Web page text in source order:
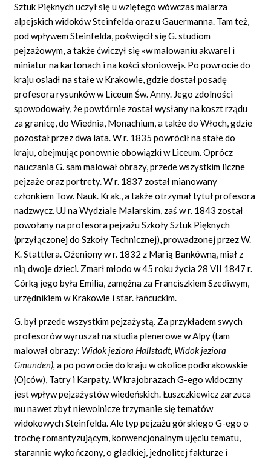
Sztuk Pięknych uczył się u wziętego wówczas malarza
alpejskich widoków Steinfelda oraz u Gauermanna. Tam też,
pod wpływem Steinfelda, poświęcił się G. studiom
pejzażowym, a także ćwiczył się «w malowaniu akwarel i
miniatur na kartonach i na kości słoniowej». Po powrocie do
kraju osiadł na stałe w Krakowie, gdzie dostał posadę
profesora rysunków w Liceum Św. Anny. Jego zdolności
spowodowały, że powtórnie został wysłany na koszt rządu
za granicę, do Wiednia, Monachium, a także do Włoch, gdzie
pozostał przez dwa lata. W r. 1835 powrócił na stałe do
kraju, obejmując ponownie obowiązki w Liceum. Oprócz
nauczania G. sam malował obrazy, przede wszystkim liczne
pejzaże oraz portrety. W r. 1837 został mianowany
członkiem Tow. Nauk. Krak., a także otrzymał tytuł profesora
nadzwycz. UJ na Wydziale Malarskim, zaś w r. 1843 został
powołany na profesora pejzażu Szkoły Sztuk Pięknych
(przyłączonej do Szkoły Technicznej), prowadzonej przez W.
K. Stattlera. Ożeniony w r. 1832 z Marią Bankówną, miał z
nią dwoje dzieci. Zmarł młodo w 45 roku życia 28 VII 1847 r.
Córką jego była Emilia, zamężna za Franciszkiem Szediwym,
urzędnikiem w Krakowie i star. łańcuckim.
G. był przede wszystkim pejzażystą. Za przykładem swych
profesorów wyruszał na studia plenerowe w Alpy (tam
malował obrazy: Widok jeziora Hallstadt, Widok jeziora
Gmunden),a po powrocie do kraju w okolice podkrakowskie
(Ojców), Tatry i Karpaty. W krajobrazach G-ego widoczny
jest wpływ pejzażystów wiedeńskich. Łuszczkiewicz zarzuca
mu nawet zbyt niewolnicze trzymanie się tematów
widokowych Steinfelda. Ale typ pejzażu górskiego G-ego o
trochę romantyzującym, konwencjonalnym ujęciu tematu,
starannie wykończony, o gładkiej, jednolitej fakturze i